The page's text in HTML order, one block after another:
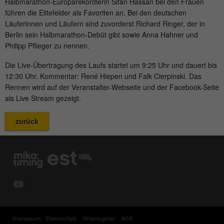
führen die Elitefelder als Favoriten an. Bei den deutschen
Läuferinnen und Läufern sind zuvorderst Richard Ringer, der in
Berlin sein Halbmarathon-Debüt gibt sowie Anna Hahner und
Philipp Pflieger zu nennen.
Die Live-Übertragung des Laufs startet um 9:25 Uhr und dauert bis
12:30 Uhr. Kommentar: René Hiepen und Falk Cierpinski. Das
Rennen wird auf der Veranstalter-Webseite und der Facebook-Seite
als Live Stream gezeigt.
zurück
Impressum Datenschutz Hinweisgeber AGB
Laufzeit 1 Monat
Speichert den Zustimmungsstatus des
Domäne.
Name _pk_id#
Anbieter hk-net.de
Laufzeit 1 Jahr
Erfasst Statistiken über Besuche des
Benutzers auf der Website, wie z. B. die
Anzahl der Besuche, durchschnittliche
Name MATOMO_SESSID